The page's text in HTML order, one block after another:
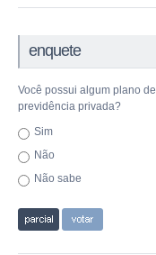
enquete
Você possui algum plano de
previdência privada?
Sim
Não
Não sabe